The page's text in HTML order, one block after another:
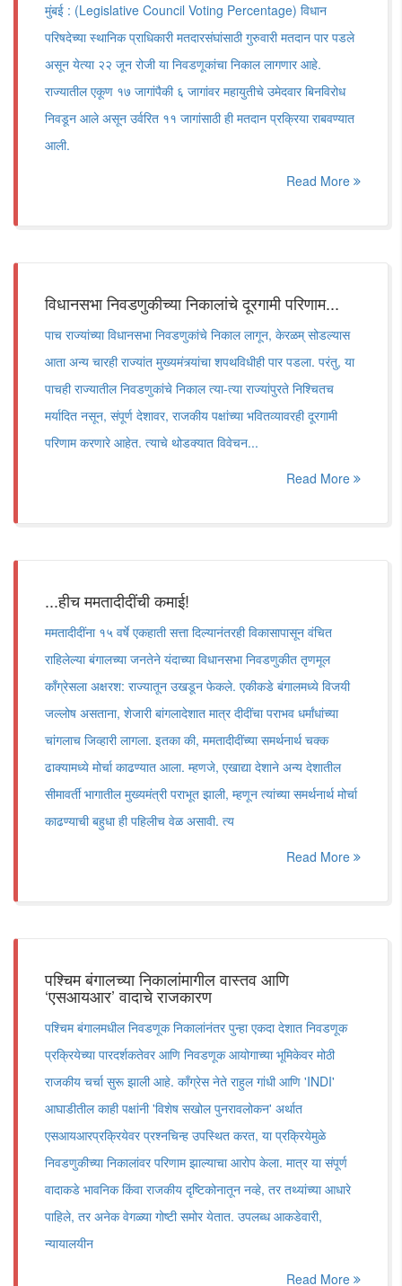
मुंबई : (Legislative Council Voting Percentage) विधान
परिषदेच्या स्थानिक प्राधिकारी मतदारसंघांसाठी गुरुवारी मतदान पार पडले
असून येत्या २२ जून रोजी या निवडणूकांचा निकाल लागणार आहे.
राज्यातील एकूण १७ जागांपैकी ६ जागांवर महायुतीचे उमेदवार बिनविरोध
निवडून आले असून उर्वरित ११ जागांसाठी ही मतदान प्रक्रिया राबवण्यात
आली.
Read More
विधानसभा निवडणुकीच्या निकालांचे दूरगामी परिणाम...
पाच राज्यांच्या विधानसभा निवडणुकांचे निकाल लागून, केरळम् सोडल्यास
आता अन्य चारही राज्यांत मुख्यमंत्र्यांचा शपथविधीही पार पडला. परंतु, या
पाचही राज्यातील निवडणुकांचे निकाल त्या-त्या राज्यांपुरते निश्चितच
मर्यादित नसून, संपूर्ण देशावर, राजकीय पक्षांच्या भवितव्यावरही दूरगामी
परिणाम करणारे आहेत. त्याचे थोडक्यात विवेचन...
Read More
...हीच ममतादीदींची कमाई!
ममतादीदींना १५ वर्षे एकहाती सत्ता दिल्यानंतरही विकासापासून वंचित
राहिलेल्या बंगालच्या जनतेने यंदाच्या विधानसभा निवडणुकीत तृणमूल
काँग्रेसला अक्षरश: राज्यातून उखडून फेकले. एकीकडे बंगालमध्ये विजयी
जल्लोष असताना, शेजारी बांगलादेशात मात्र दीदींचा पराभव धर्मांधांच्या
चांगलाच जिव्हारी लागला. इतका की, ममतादीदींच्या समर्थनार्थ चक्क
ढाक्यामध्ये मोर्चा काढण्यात आला. म्हणजे, एखाद्या देशाने अन्य देशातील
सीमावर्ती भागातील मुख्यमंत्री पराभूत झाली, म्हणून त्यांच्या समर्थनार्थ मोर्चा
काढण्याची बहुधा ही पहिलीच वेळ असावी. त्य
Read More
पश्चिम बंगालच्या निकालांमागील वास्तव आणि
‘एसआयआर’ वादाचे राजकारण
पश्चिम बंगालमधील निवडणूक निकालांनंतर पुन्हा एकदा देशात निवडणूक
प्रक्रियेच्या पारदर्शकतेवर आणि निवडणूक आयोगाच्या भूमिकेवर मोठी
राजकीय चर्चा सुरू झाली आहे. काँग्रेस नेते राहुल गांधी आणि 'INDI'
आघाडीतील काही पक्षांनी 'विशेष सखोल पुनरावलोकन' अर्थात
एसआयआरप्रक्रियेवर प्रश्नचिन्ह उपस्थित करत, या प्रक्रियेमुळे
निवडणुकीच्या निकालांवर परिणाम झाल्याचा आरोप केला. मात्र या संपूर्ण
वादाकडे भावनिक किंवा राजकीय दृष्टिकोनातून नव्हे, तर तथ्यांच्या आधारे
पाहिले, तर अनेक वेगळ्या गोष्टी समोर येतात. उपलब्ध आकडेवारी,
न्यायालयीन
Read More